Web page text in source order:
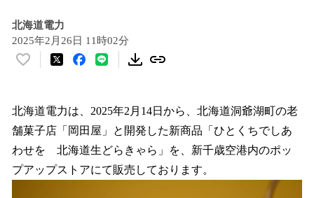
北海道電力
2025年2月26日 11時02分
い
！
数
を
読
み
込
北海道電力は、2025年2月14日から、北海道洞爺湖町の老
舗菓子店「岡田屋」と開発した新商品「ひとくちでしあ
わせを 北海道生どらきゃら」を、新千歳空港内のポッ
プアップストアにて販売しております。